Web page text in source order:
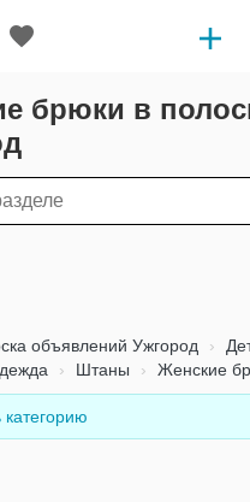
брюки в
объявлений Ужгород
Штаны Женские